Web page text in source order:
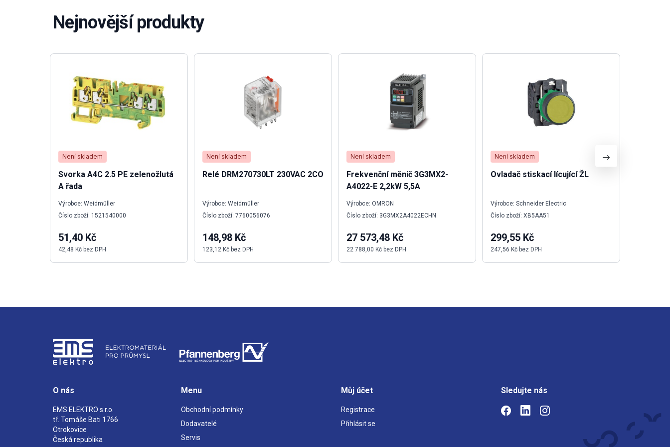
Nejnovější produkty
Není skladem
Svorka A4C 2.5 PE zelenožlutá
A řada
Výrobce: Weidmüller
Číslo zboží: 1521540000
51,40 Kč
42,48 Kč bez DPH
Není skladem
Relé DRM270730LT 230VAC 2CO
Výrobce: Weidmüller
Číslo zboží: 7760056076
148,98 Kč
123,12 Kč bez DPH
Není skladem
Frekvenční měnič 3G3MX2-
A4022-E 2,2kW 5,5A
Výrobce: OMRON
Číslo zboží: 3G3MX2A4022ECHN
27 573,48 Kč
22 788,00 Kč bez DPH
Není skladem
Ovladač stiskací lícující ŽL
Výrobce: Schneider Electric
Číslo zboží: XB5AA51
299,55 Kč
247,56 Kč bez DPH
O nás
EMS ELEKTRO s.r.o.
tř. Tomáše Bati 1766
Otrokovice
Česká republika
Menu
Obchodní podmínky
Dodavatelé
Servis
Můj účet
Registrace
Přihlásit se
Sledujte nás